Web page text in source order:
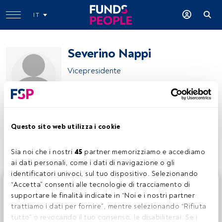
Questo sito web utilizza i cookie
Sia noi che i nostri 45 partner memorizziamo e accediamo
ai dati personali, come i dati di navigazione o gli
identificatori univoci, sul tuo dispositivo. Selezionando
“Accetta” consenti alle tecnologie di tracciamento di
supportare le finalità indicate in “Noi e i nostri partner
trattiamo i dati per fornire”, mentre selezionando “Rifiuta
tutto” o revocando il tuo consenso, le disabiliterai. Se i
IT
Severino Nappi
Vicepresidente
Condividi:
Questo è un articolo riservato agli utenti FundsPeople. Se
sei già registrato, accedi tramite il pulsante Login. Se non
hai ancora un account, ti invitiamo a registrarti per scoprire
tutti i contenuti che FundsPeople ha da offrire.